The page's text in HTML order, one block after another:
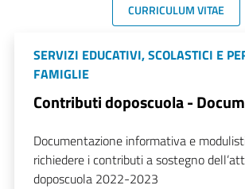
CURRICULUM VITAE
SERVIZI EDUCATIVI, SCOLASTICI E
FAMIGLIE
Contributi doposcuola -
Documentazione informativa e
richiedere i contributi a sostegno
doposcuola 2022-2023